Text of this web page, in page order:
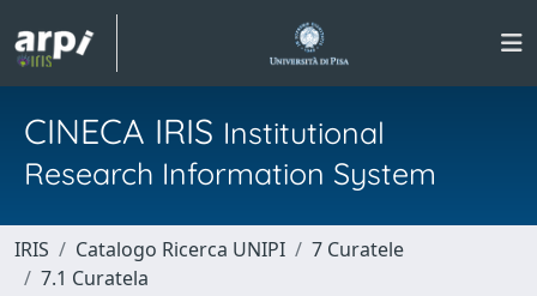
CINECA IRIS Institutional
Research Information System
IRIS Catalogo Ricerca UNIPI
7 Curatele
7.1 Curatela